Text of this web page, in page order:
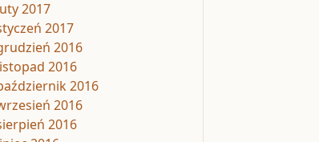
2017
2017
2016
2016
2016
2016
2016